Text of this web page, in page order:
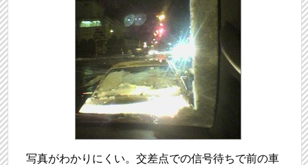
写真がわかりにくい。交差点での信号待ちで前の車